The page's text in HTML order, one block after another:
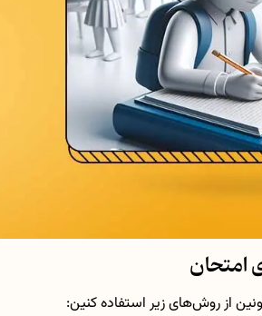
از روش‌های زیر استفاده کنین: